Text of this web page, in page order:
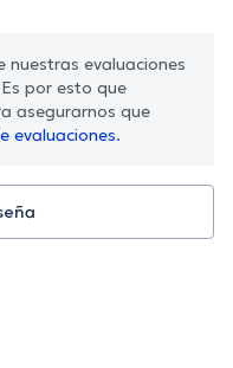
nuestras evaluaciones
por esto que
asegurarnos que
evaluaciones.